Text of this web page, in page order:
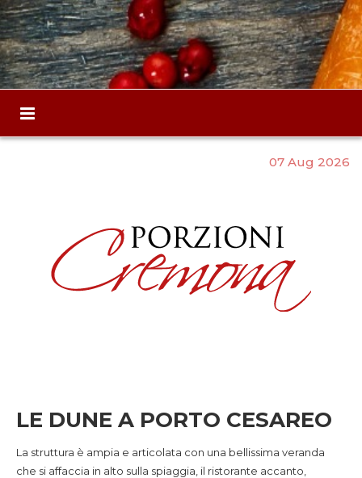
07 Aug 2026
LE DUNE A PORTO CESAREO
La struttura è ampia e articolata con una bellissima veranda
che si affaccia in alto sulla spiaggia, il ristorante accanto,